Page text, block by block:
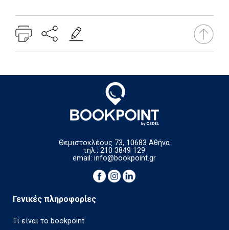
Θεμιστοκλέους 73, 10683 Αθήνα
τηλ.: 210 3849 129
email:info@bookpoint.gr
Γενικές πληροφορίες
Τι είναι το bookpoint